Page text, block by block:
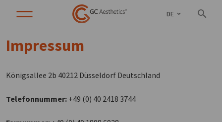
DE
Impressum
Königsallee 2b 40212 Düsseldorf Deutschland
Telefonnummer: +49 (0) 40 2418 3744